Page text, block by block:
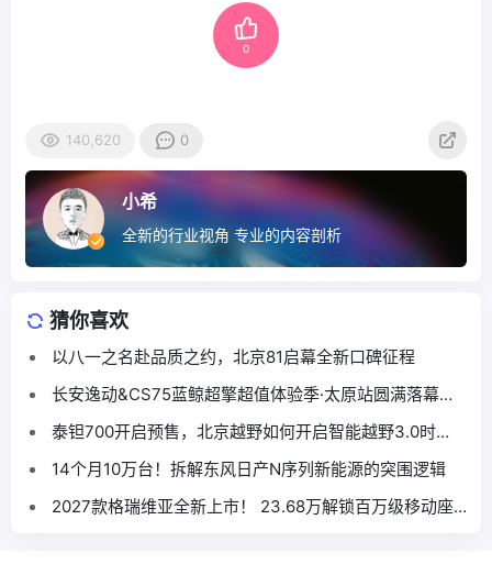
0
140,620 0
小希
全新的行业视角 专业的内容剖析
猜你喜欢
以八一之名赴品质之约，北京81启幕全新口碑征程
长安逸动&CS75蓝鲸超擎超值体验季·太原站圆满落幕，
本土跨界联合燃动龙城
泰钽700开启预售，北京越野如何开启智能越野3.0时
代？
14个月10万台！拆解东风日产N序列新能源的突围逻辑
2027款格瑞维亚全新上市！ 23.68万解锁百万级移动座